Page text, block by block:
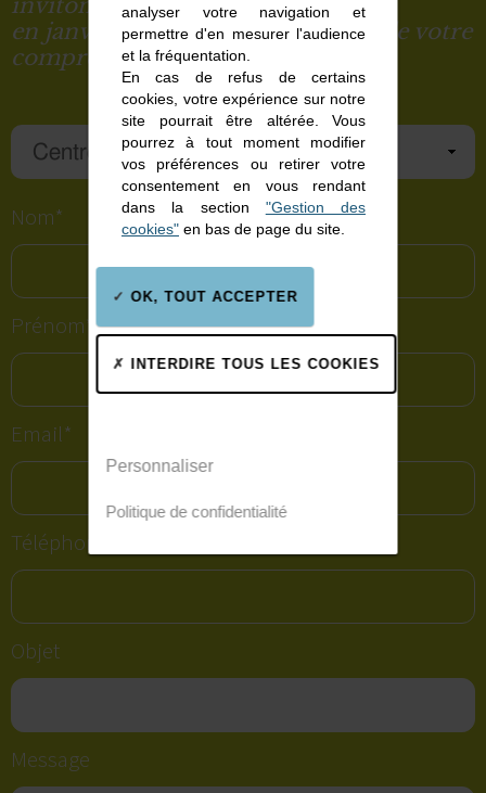
invitons à reprendre contact
en janvier 2023. Vous remerciant de votre
compréhension.
Nom*
Prénom*
Email*
Téléphone*
Objet
Message
analyser votre navigation et
permettre d'en mesurer l'audience
et la fréquentation.
En cas de refus de certains
cookies, votre expérience sur notre
site pourrait être altérée. Vous
pourrez à tout moment modifier
vos préférences ou retirer votre
consentement en vous rendant
dans la section "Gestion des
cookies"en bas de page du site.
OK, TOUT ACCEPTER
INTERDIRE TOUS LES COOKIES
Personnaliser
Politique de confidentialité